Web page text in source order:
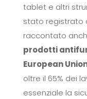
tablet e altri
stato registrato
raccontato
prodotti
European
oltre il 65% dei
essenziale la